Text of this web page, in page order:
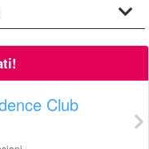
Club